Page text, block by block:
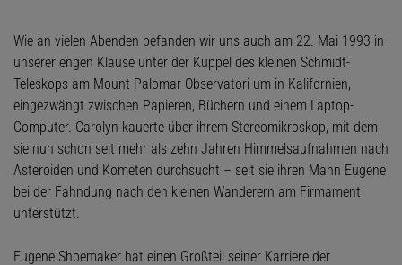
Wie an vielen Abenden befanden wir uns auch am 22. Mai 1993 in
unserer engen Klause unter der Kuppel des kleinen Schmidt-
Teleskops am Mount-Palomar-Observatori-um in Kalifornien,
eingezwängt zwischen Papieren, Büchern und einem Laptop-
Computer. Carolyn kauerte über ihrem Stereomikroskop, mit dem
sie nun schon seit mehr als zehn Jahren Himmelsaufnahmen nach
Asteroiden und Kometen durchsucht – seit sie ihren Mann Eugene
bei der Fahndung nach den kleinen Wanderern am Firmament
unterstützt.
Eugene Shoemaker hat einen Großteil seiner Karriere der